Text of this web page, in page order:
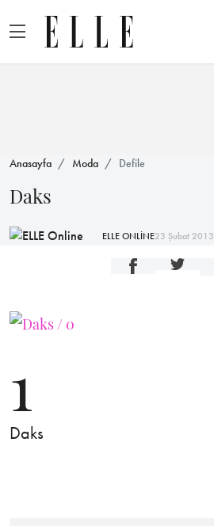
Anasayfa Moda Defile
Daks
ELLE ONLİNE23 Şubat 2013
1
Daks